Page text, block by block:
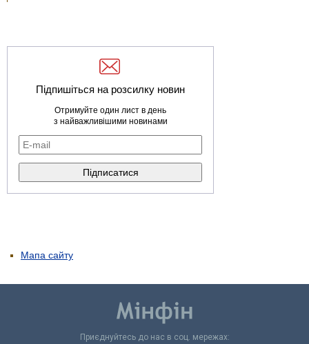
Підпишіться на розсилку новин
Отримуйте один лист в день
з найважливішими новинами
Мапа сайту
Приєднуйтесь до нас в соц. мережах: